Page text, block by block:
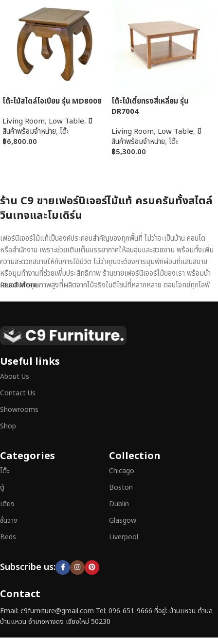
โต๊ะไม้สไตล์โอเปียม รุ่น MD8008
Living Room, Low Table, มี
สินค้าพร้อมจำหน่าย, โต๊ะ
฿6,800.00
โต๊ะไม้เตี้ยทรงสี่เหลี่ยม รุ่น
DR7004
Living Room, Low Table, มี
สินค้าพร้อมจำหน่าย, โต๊ะ
฿5,300.00
ร้าน C9 ขายเฟอร์นิเจอร์ไม้แท้ ครบครันทั้งสไตล์
วินเทจและโมเดิร์น
เฟอร์นิเจอร์ไม้แท้เป็นองค์ประกอบสำคัญของทุกพื้นที่ ไม่ว่าจะเป็นบ้าน คอนโด
หรือสำนักงาน เพราะช่วยเติมเต็มบรรยากาศให้อบอุ่นและสวยงาม พร้อมทั้งเพิ่ม
ความสะดวกสบายให้กับการใช้ชีวิต ไม่ว่าคุณจะต้องการมุมพักผ่อนที่แสนสบาย
หรือมุมทำงานที่ช่วยเพิ่มประสิทธิภาพ ร้านขายเฟอร์นิเจอร์ไม้ของเรา พร้อมนำ
เสนอสินค้าคุณภาพสูงที่ผลิตจากไม้จริงในดีไซน์ที่หลากหลาย ตอบโจทย์ทุกไลฟ์
เหนือระดับ
เฟอร์นิเจอร์ไม้ไม่ใช่เพียงของตกแต่ง แต่เป็นงานศิลปะที่สะท้อนถึงรสนิยมและ
สามารถผสานความสวยงาม ความแข็งแรง และการใช้งานที่ตอบโจทย์ทุกความ
ต้องการได้อย่างลงตัว เฟอร์นิเจอร์ทุกชิ้นของเราผลิตจากวัสดุคุณภาพสูง ผ่าน
การตรวจสอบมาตรฐานอย่างเคร่งครัด
สิก และการใช้งานที่ยาวนาน
ประกันคุณภาพและการบริการที่ดีที่สุด
Read More
Useful links
About Us
Contact Us
Showrooms
Shop
Categories
โต๊ะ
ตู้
เตียง
ชั้นวาง
Beds
Collection
Chicago
Boston
Dublin
Glasgow
Liverpool
Subscribe us:
Contact
Email: c9furniture@gmail.com Tel: 096-651-9666 ที่อยู่: บ้านแหวน ตำบล
บ้านแหวน อำเภอหางดง เชียงใหม่ 50230